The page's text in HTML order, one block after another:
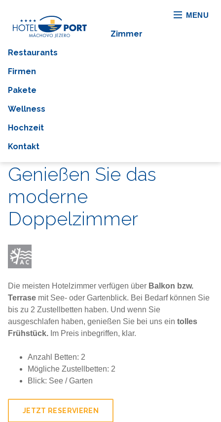
MENU
Zimmer
Restaurants
Firmen
Pakete
Wellness
Hochzeit
Kontakt
Genießen Sie das
moderne
Doppelzimmer
Die meisten Hotelzimmer verfügen über Balkon bzw.
Terrase mit See- oder Gartenblick. Bei Bedarf können Sie
bis zu 2 Zustellbetten haben. Und wenn Sie
ausgeschlafen haben, genießen Sie bei uns ein tolles
Frühstück. Im Preis inbegriffen, klar.
Anzahl Betten: 2
Mögliche Zustellbetten: 2
Blick: See / Garten
JETZT RESERVIEREN